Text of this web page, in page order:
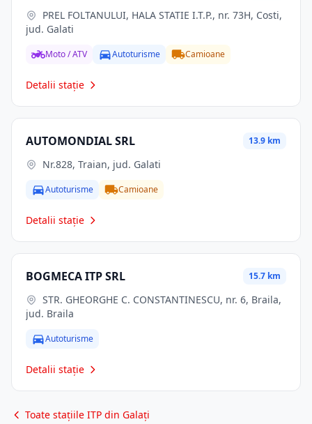
jud. Galati
Moto / ATV Autoturisme Camioane
Detalii stație
AUTOMONDIAL SRL 13.9 km
Nr.828, Traian, jud. Galati
Autoturisme Camioane
Detalii stație
BOGMECA ITP SRL 15.7 km
jud. Braila
Autoturisme
Detalii stație
Toate stațiile ITP din Galați